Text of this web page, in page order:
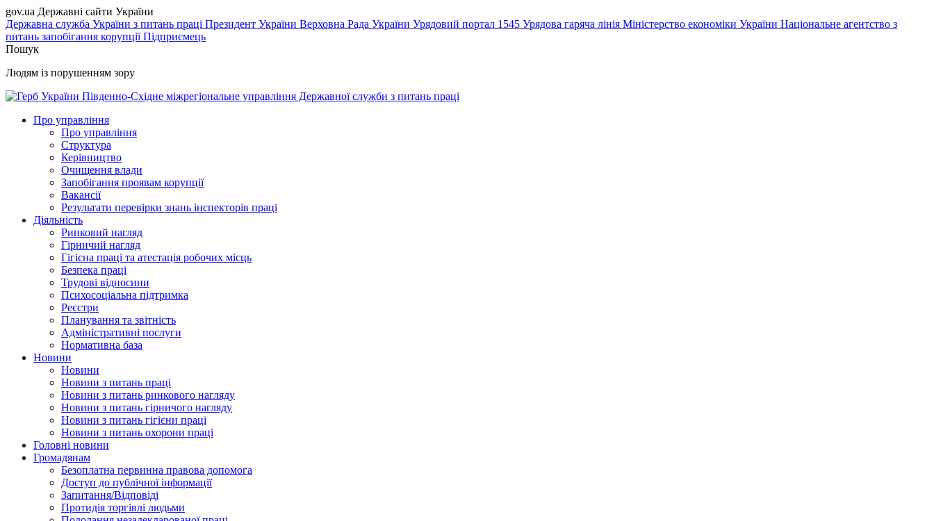
gov.ua Державні сайти України
Державна служба України з питань праці Президент України Верховна Рада України Урядовий портал 1545 Урядова гаряча лінія Міністерство економіки України Національне агентство з
питань запобігання корупціїПідприємець
Пошук
Людям із порушенням зору
Південно-Східне міжрегіональне управління Державної служби з питань праці
Про управління
Про управління
Структура
Керівництво
Очищення влади
Запобігання проявам корупції
Вакансії
Результати перевірки знань інспекторів праці
Діяльність
Ринковий нагляд
Гірничий нагляд
Гігієна праці та атестація робочих місць
Безпека праці
Трудові відносини
Психосоціальна підтримка
Реєстри
Планування та звітність
Адміністративні послуги
Нормативна база
Новини
Новини
Новини з питань праці
Новини з питань ринкового нагляду
Новини з питань гірничого нагляду
Новини з питань гігієни праці
Новини з питань охорони праці
Головні новини
Громадянам
Безоплатна первинна правова допомога
Доступ до публічної інформації
Запитання/Відповіді
Протидія торгівлі людьми